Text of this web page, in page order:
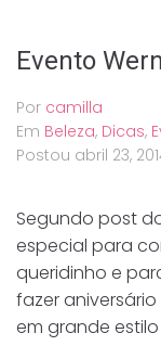
Evento
Por camilla
Em Beleza, Dicas,
Postou abril 23,
Segundo post
especial para
queridinho e
fazer
em grande